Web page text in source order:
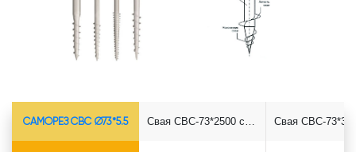
САМОРЕЗ СВС Ø73*5.5